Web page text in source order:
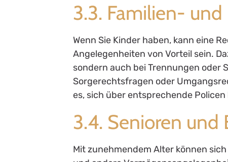
3.3. Familien-
Wenn Sie Kinder haben, kann eine
Angelegenheiten von Vorteil sein.
sondern auch bei Trennungen oder
Sorgerechtsfragen oder
es, sich über entsprechende Policen
3.4. Senioren und
Mit zunehmendem Alter können